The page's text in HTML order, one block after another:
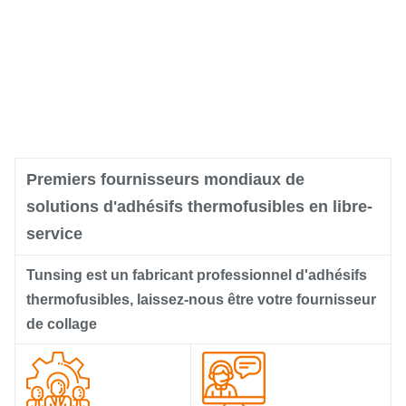
Premiers fournisseurs mondiaux de
solutions d'adhésifs thermofusibles en libre-
service
Tunsing est un fabricant professionnel d'adhésifs
thermofusibles, laissez-nous être votre fournisseur
de collage